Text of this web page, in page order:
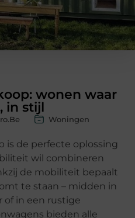
wonen waar
in stijl
Woningen
is de perfecte oplossing
wil combineren
de mobiliteit bepaalt
te staan – midden in
of in een rustige
bieden alle